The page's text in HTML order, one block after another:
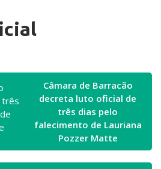
Câmara de Barracão
decreta luto oficial de
três dias pelo
falecimento de Lauriana
Pozzer Matte